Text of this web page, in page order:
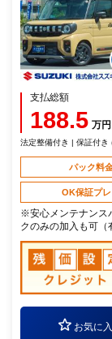
支払総額
188.5 万円
法定整備付き | 保証付き
パック料
OK保証プ
※安心メンテナンス
クのみの加入も可（
お気に